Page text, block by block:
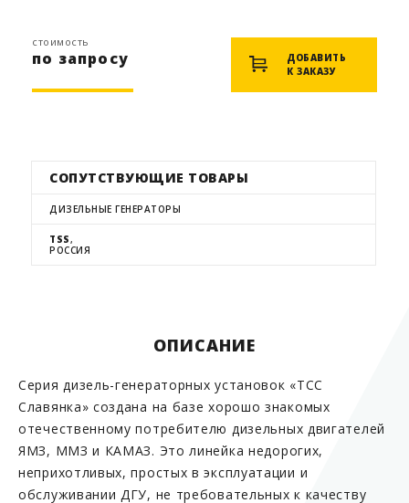
стоимость
по запросу
ДОБАВИТЬ
К ЗАКАЗУ
СОПУТСТВУЮЩИЕ ТОВАРЫ
ДИЗЕЛЬНЫЕ ГЕНЕРАТОРЫ
TSS,
РОССИЯ
ОПИСАНИЕ
Серия дизель-генераторных установок «ТСС
Славянка» создана на базе хорошо знакомых
отечественному потребителю дизельных двигателей
ЯМЗ, ММЗ и КАМАЗ. Это линейка недорогих,
неприхотливых, простых в эксплуатации и
обслуживании ДГУ, не требовательных к качеству